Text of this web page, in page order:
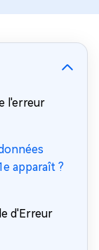
l'erreur
apparaît ?
d'Erreur